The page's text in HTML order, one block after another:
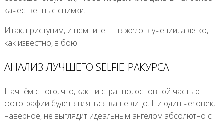
качественные снимки.
Итак, приступим, и помните — тяжело в учении, а легко,
как известно, в бою!
АНАЛИЗ ЛУЧШЕГО SELFIE-РАКУРСА
Начнём с того, что, как ни странно, основной частью
фотографии будет являться ваше лицо. Ни один человек,
наверное, не выглядит идеальным ангелом абсолютно с